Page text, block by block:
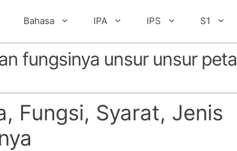
Bahasa IPA IPS S1
fungsinya unsur unsur peta
Fungsi, Syarat, Jenis